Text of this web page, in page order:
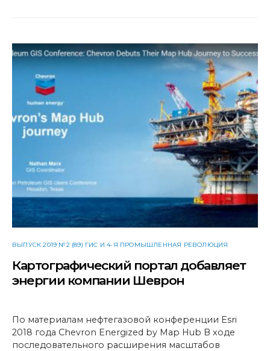
ВЫПУСК 2019 №2 (89) ГИС И 4-Я ПРОМЫШЛЕННАЯ РЕВОЛЮЦИЯ
Картографический портал добавляет
энергии компании Шеврон
По материалам нефтегазовой конференции Esri
2018 года Chevron Energized by Map Hub В ходе
последовательного расширения масштабов